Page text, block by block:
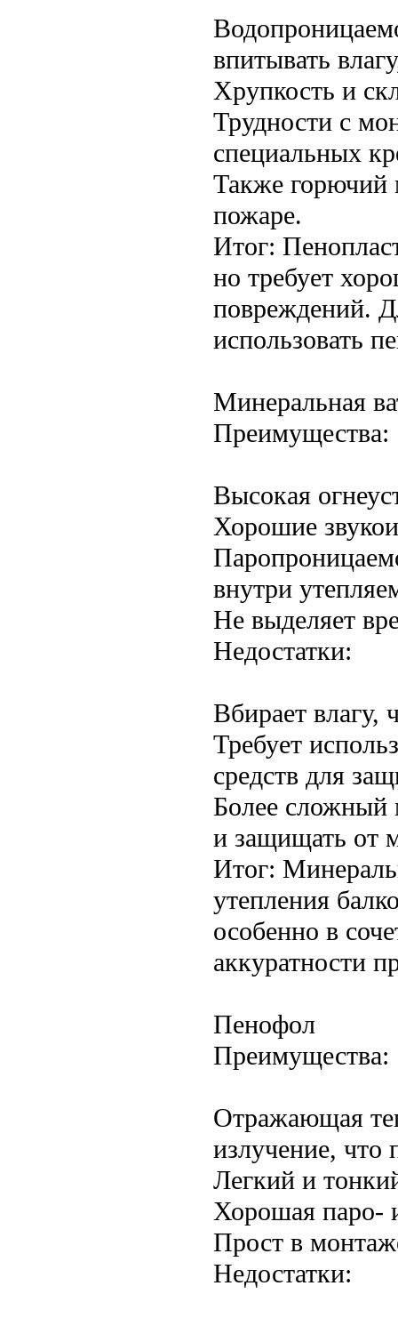
впитывать
Хрупкость и
Трудности с
специальных
Также горючий
пожаре.
Итог:
но требует
повреждений.
использовать
Минеральная
Преимущества:
Высокая
Хорошие
внутри
Не выделяет
Недостатки:
Вбирает влагу,
Требует
средств для
Более сложный
и защищать от
Итог:
утепления
особенно в
аккуратности
Пенофол
Преимущества:
Отражающая
излучение, что
Легкий и
Хорошая паро-
Прост в
Недостатки: